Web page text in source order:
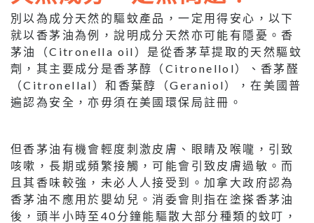
別以為成分天然的驅蚊產品，一定用得安心，以下
就以香茅油為例，說明成分天然亦可能有隱憂。香
茅油（Citronella oil）是從香茅草提取的天然驅蚊
劑，其主要成分是香茅醇（Citronellol）、香茅醛
（Citronellal）和香葉醇（Geraniol），在美國普
遍認為安全，亦毋須在美國環保局註冊。
但香茅油有機會輕度刺激皮膚、眼睛及喉嚨，引致
咳嗽，長期或頻繁接觸，可能會引致皮膚過敏。而
且其香味較強，未必人人接受到。加拿大政府認為
香茅油不應用於嬰幼兒。消委會則指在塗搽香茅油
後，頭半小時至40分鐘能驅散大部分種類的蚊叮，